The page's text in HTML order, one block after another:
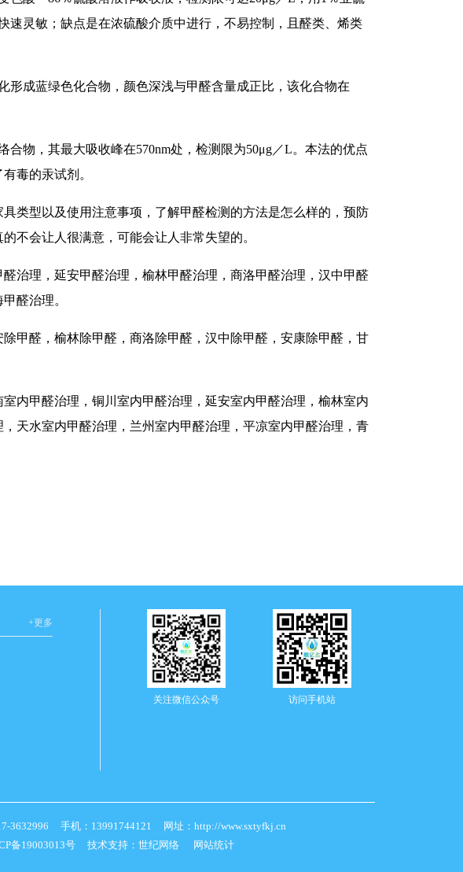
灵敏；缺点是在浓硫酸介质中进行，不易控制，且醛类、烯类
形成蓝绿色化合物，颜色深浅与甲醛含量成正比，该化合物在
物，其最大吸收峰在570nm处，检测限为50μg／L。本法的优点
毒的汞试剂。
类型以及使用注意事项，了解甲醛检测的方法是怎么样的，预防
不会让人很满意，可能会让人非常失望的。
治理，延安甲醛治理，榆林甲醛治理，商洛甲醛治理，汉中甲醛
醛治理。
甲醛，榆林除甲醛，商洛除甲醛，汉中除甲醛，安康除甲醛，甘
内甲醛治理，铜川室内甲醛治理，延安室内甲醛治理，榆林室内
天水室内甲醛治理，兰州室内甲醛治理，平凉室内甲醛治理，青
+更多
关注微信公众号 访问手机站
3632996 手机：13991744121 网址：http://www.sxtyfkj.cn
备19003013号技术支持： 世纪网络 网站统计